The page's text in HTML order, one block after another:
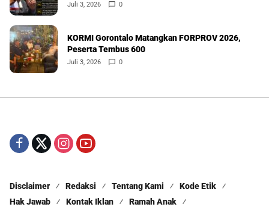
Juli 3, 2026 0
KORMI Gorontalo Matangkan FORPROV 2026,
Peserta Tembus 600
Juli 3, 2026 0
Disclaimer Redaksi Tentang Kami
Kode Etik
Hak Jawab
Kontak Iklan Ramah Anak